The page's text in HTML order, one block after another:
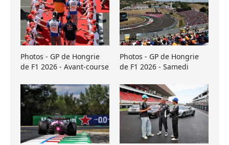
Photos - GP de Hongrie
de F1 2026 - Avant-course
Photos - GP de Hongrie
de F1 2026 - Samedi